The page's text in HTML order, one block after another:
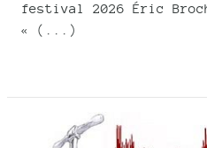
festival 2026 Éric
« (...)